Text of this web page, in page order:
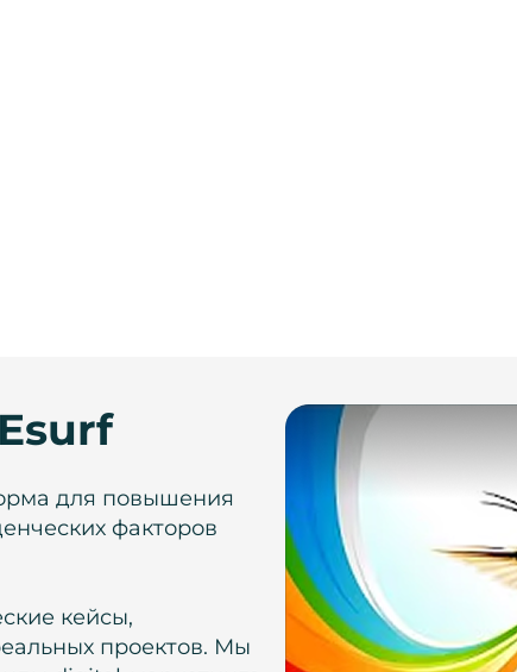
для повышения
факторов
кейсы,
проектов. Мы